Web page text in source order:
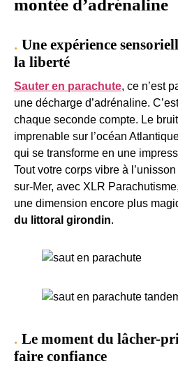
montée d’adrénaline
Une expérience
la liberté
Sauter en parachute, ce n’est
une décharge d’adrénaline.
chaque seconde compte. Le
imprenable sur l’océan
qui se transforme en une
Tout votre corps vibre à
sur-Mer, avec XLR
une dimension encore plus
du littoral girondin.
Le moment du lâcher-
faire confiance